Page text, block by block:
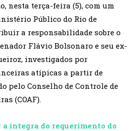
nesta terça-feira (5), com um
Público do Rio de
a responsabilidade sobre o
Flávio Bolsonaro e seu ex-
investigados por
atípicas a partir de
pelo Conselho de Controle de
(COAF).
a íntegra do requerimento do